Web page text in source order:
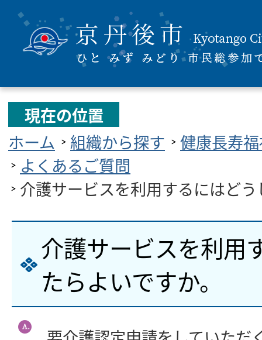
現在の位置
ホーム
組織から探す
健康長寿
よくあるご質問
介護サービスを利用するにはど
介護サービスを利用
たらよいですか。